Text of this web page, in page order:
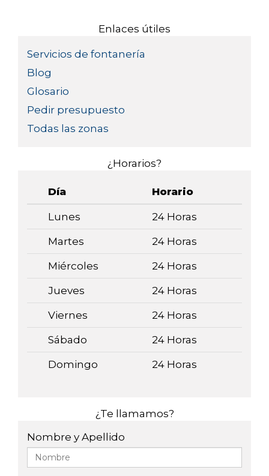
Enlaces útiles
Servicios de fontanería
Blog
Glosario
Pedir presupuesto
Todas las zonas
¿Horarios?
Día Horario
Lunes 24 Horas
Martes 24 Horas
Miércoles 24 Horas
Jueves 24 Horas
Viernes 24 Horas
Sábado 24 Horas
Domingo 24 Horas
¿Te llamamos?
Nombre y Apellido